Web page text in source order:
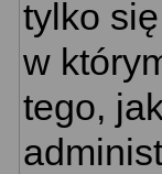
tylko
w
tego,